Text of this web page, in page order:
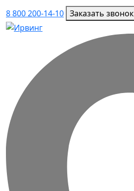
8 800 200-14-10 Заказать звонок